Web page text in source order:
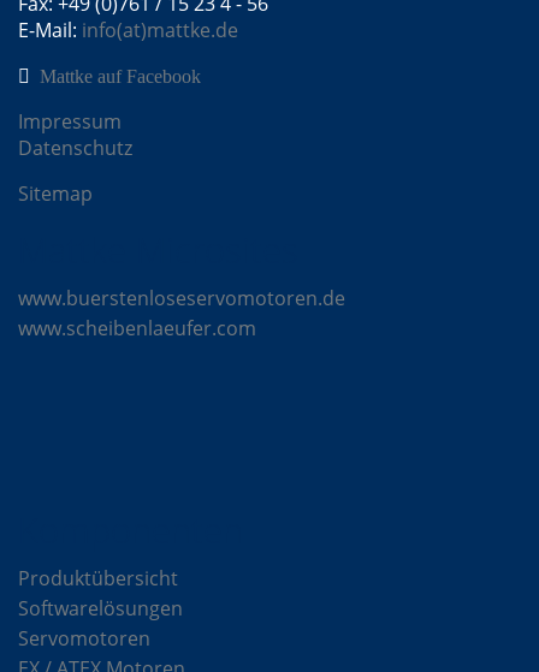
E-Mail: info(at)mattke.de
Mattke auf Facebook
Impressum
Datenschutz
Sitemap
www.buerstenloseservomotoren.de
www.scheibenlaeufer.com
Produktübersicht
Softwarelösungen
Servomotoren